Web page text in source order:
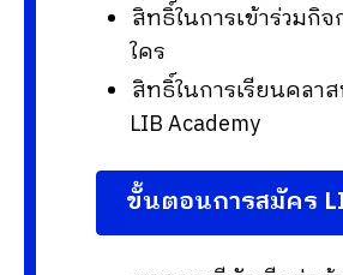
สิทธิ์ในการเข้าร่วมกิ
ใคร
สิทธิ์ในการเรียนคลา
LIB Academy
ขั้นตอนการสมัคร